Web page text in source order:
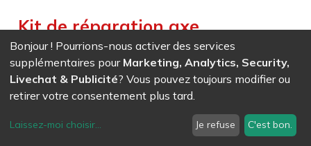
Kit de réparation axe
ARLEQUINO / DIABOLINO /
BIRDIE / PINOCCHIO
EAN7611847008161 0816)
Bonjour ! Pourrions-nous activer des services
supplémentaires pour Marketing, Analytics, Security,
Livechat & Publicité? Vous pouvez toujours modifier ou
retirer votre consentement plus tard.
Laissez-moi choisir... Je refuse C'est bon.